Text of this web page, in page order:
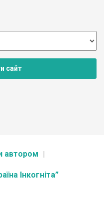
сайт
автором
Інкогніта”